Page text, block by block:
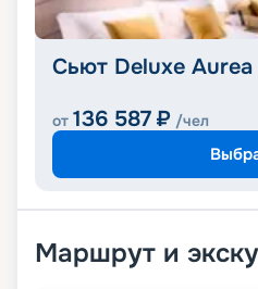
Сьют Deluxe Aurea
от 136 587 ₽ /чел
Маршрут и